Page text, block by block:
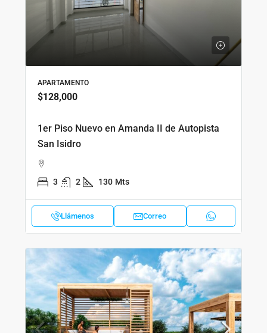
APARTAMENTO
$128,000
1er Piso Nuevo en Amanda II de Autopista
San Isidro
3 2 130 Mts
Llámenos Correo